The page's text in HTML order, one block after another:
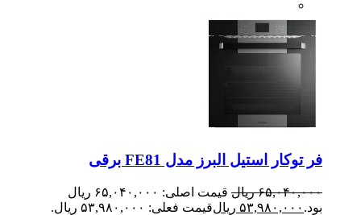
فر توکار استیل البرز مدل FE81 برقی
۶۵,۰۴۰,۰۰۰ ریال
قیمت اصلی: ۶۵,۰۴۰,۰۰۰ ریال
بود. ۵۳,۹۸۰,۰۰۰ ریالقیمت فعلی: ۵۳,۹۸۰,۰۰۰ ریال.